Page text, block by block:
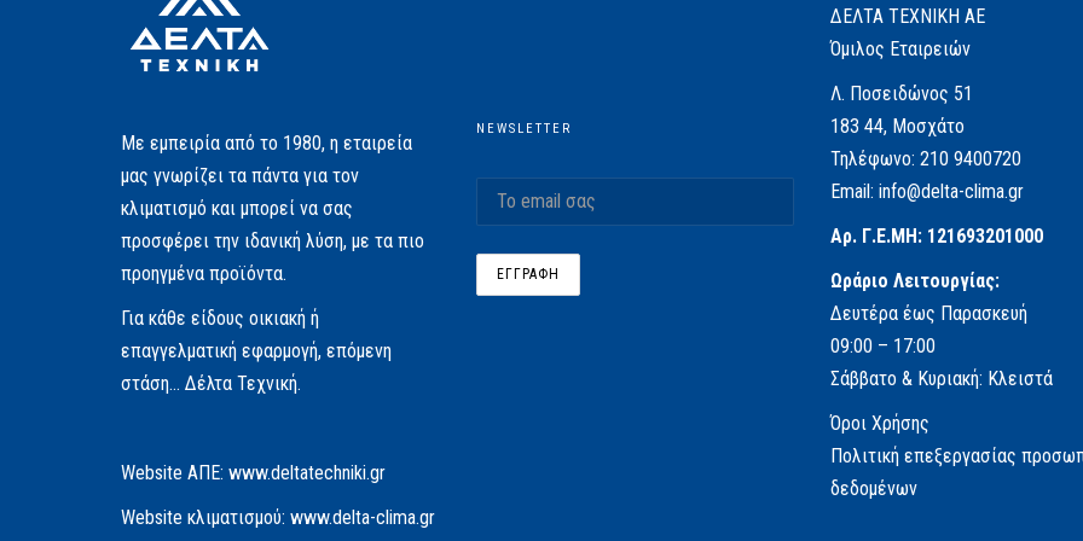
Με εμπειρία από το 1980, η εταιρεία
μας γνωρίζει τα πάντα για τον
κλιματισμό και μπορεί να σας
προσφέρει την ιδανική λύση, με τα πιο
προηγμένα προϊόντα.
Για κάθε είδους οικιακή ή
επαγγελματική εφαρμογή, επόμενη
στάση… Δέλτα Τεχνική.
Website AΠΕ: www.deltatechniki.gr
Website κλιματισμού: www.delta-clima.gr
NEWSLETTER
ΔΕΛΤΑ ΤΕΧΝΙΚΗ ΑΕ
Όμιλος Εταιρειών
Λ. Ποσειδώνος 51
183 44, Μοσχάτο
Τηλέφωνο: 210 9400720
Email: info@delta-clima.gr
Αρ. Γ.Ε.ΜΗ: 121693201000
Ωράριο Λειτουργίας:
Δευτέρα έως Παρασκευή
09:00 – 17:00
Σάββατο & Κυριακή: Κλειστά
Όροι Χρήσης
Πολιτική επεξεργασίας
δεδομένων